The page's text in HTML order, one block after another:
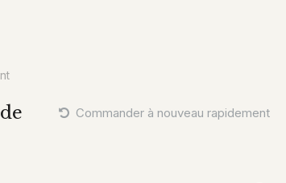
Commander à nouveau rapidement